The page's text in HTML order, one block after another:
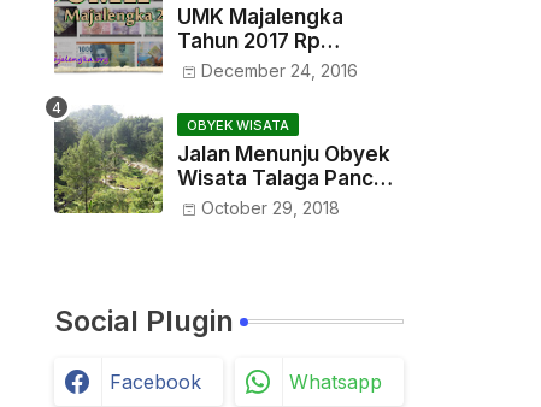
UMK Majalengka
Tahun 2017 Rp
1.525.632
December 24, 2016
OBYEK WISATA
Jalan Menunju Obyek
Wisata Talaga Pancar
Sindangwangi
October 29, 2018
Social Plugin
Facebook Whatsapp